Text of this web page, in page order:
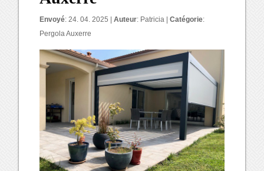
Envoyé: 24. 04. 2025 |Auteur: Patricia |Catégorie:
Pergola Auxerre